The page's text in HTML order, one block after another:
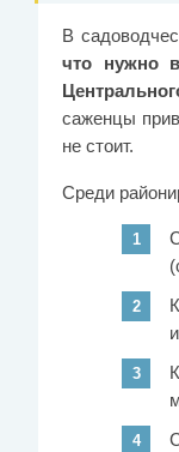
В
что нужно
саженцы
не стоит.
Среди